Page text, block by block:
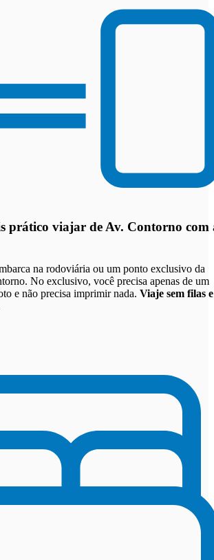
prático viajar de Av. Contorno com
na rodoviária ou um ponto exclusivo da
No exclusivo, você precisa apenas de um
e não precisa imprimir nada. Viaje sem filas e